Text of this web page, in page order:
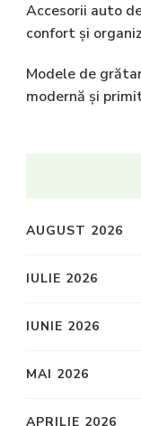
Accesorii auto
confort și
Modele de
modernă și
AUGUST 2026
IULIE 2026
IUNIE 2026
MAI 2026
APRILIE 2026